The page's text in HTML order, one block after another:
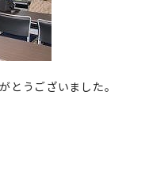
とうございました。